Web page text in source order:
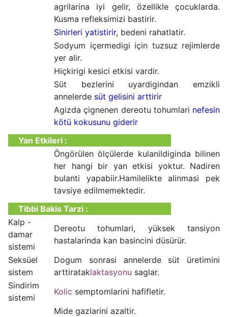
agrilarina iyi gelir, özellikle çocuklarda.
Kusma refleksimizi bastirir.
Sinirleri yatistirir, bedeni rahatlatir.
Sodyum içermedigi için tuzsuz rejimlerde
yer alir.
Hiçkirigi kesici etkisi vardir.
Süt bezlerini uyardigindan emzikli
annelerde süt gelisini arttirir
Agizda çignenen dereotu tohumlari nefesin
kötü kokusunu giderir
Yan Etkileri :
Öngörülen ölçülerde kulanildiginda bilinen
her hangi bir yan etkisi yoktur. Nadiren
bulanti yapabiir.Hamilelikte alinmasi pek
tavsiye edilmemektedir.
Tibbi Bakis Tarzi :
Kalp -
damar
sistemi
Dereotu tohumlari, yüksek tansiyon
hastalarinda kan basincini düsürür.
Seksüel
sistem
Dogum sonrasi annelerde süt üretimini
arttirataklaktasyonu saglar.
Sindirim
sistemi
Kolic semptomlarini hafifletir.
Mide gazlarini azaltir.